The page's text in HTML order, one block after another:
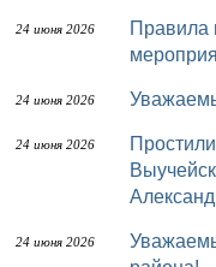
24 июня 2026
Правила поведения зрителей на массовых
24 июня 2026
24 июня 2026
Простились с гвардии рядовым
24 июня 2026
Уважаемые жители и гости нашего